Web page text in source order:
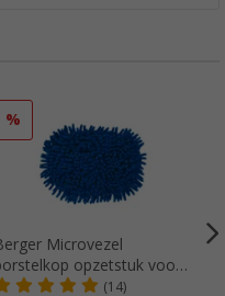
%
Microvezel
opzetstuk voor
wasborstel
(14)